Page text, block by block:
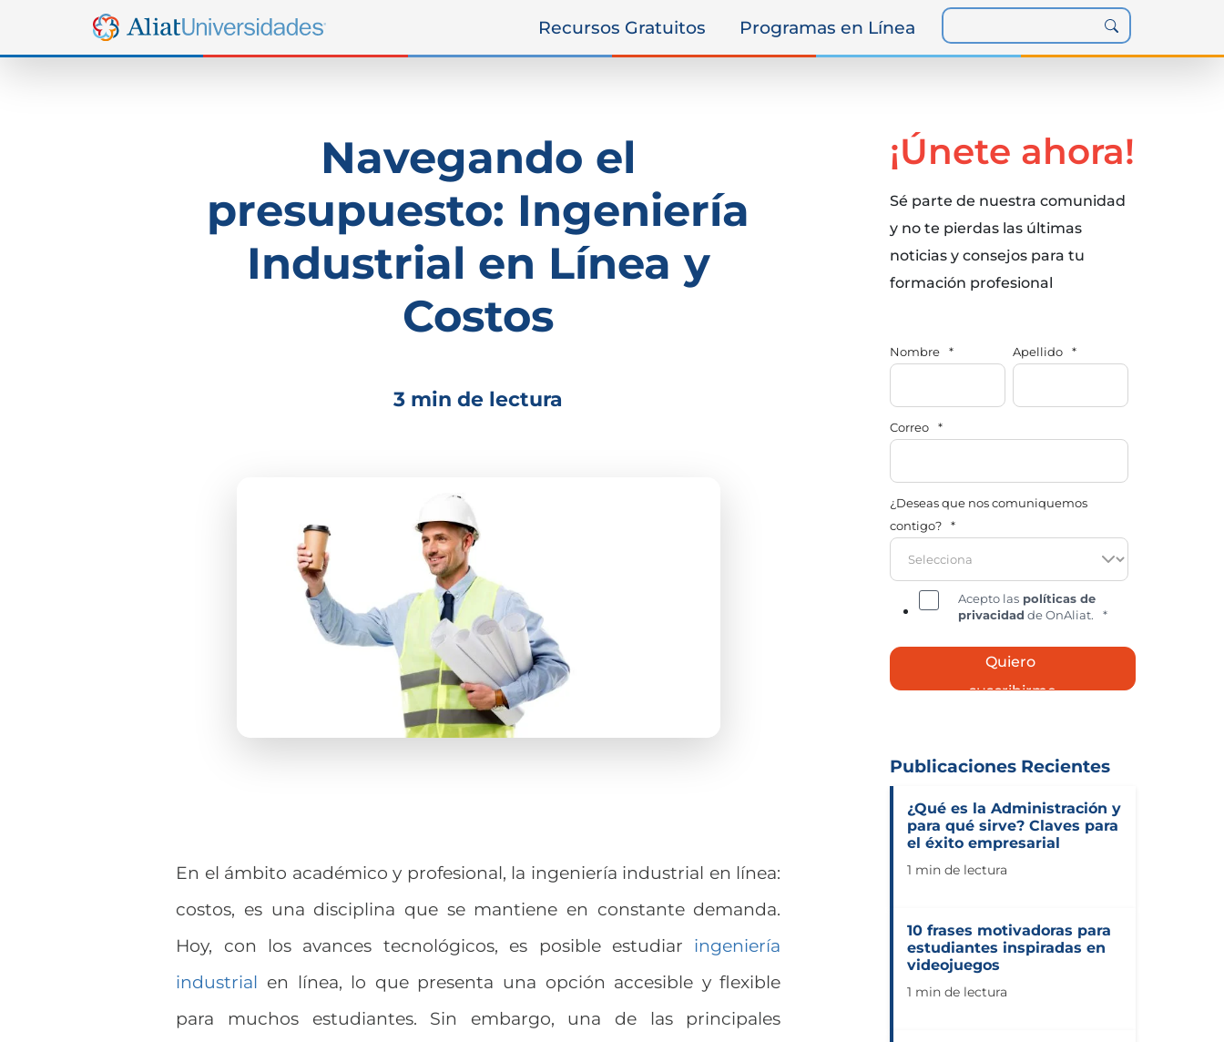
Recursos Gratuitos Programas en Línea
Navegando el
presupuesto: Ingeniería
Industrial en Línea y
Costos
3 min de lectura
En el ámbito académico y profesional, la ingeniería industrial en línea:
costos, es una disciplina que se mantiene en constante demanda.
Hoy, con los avances tecnológicos, es posible estudiar ingeniería
industrial en línea, lo que presenta una opción accesible y flexible
para muchos estudiantes. Sin embargo, una de las principales
¡Únete ahora!
Sé parte de nuestra comunidad
y no te pierdas las últimas
noticias y consejos para tu
formación profesional
Nombre * Apellido *
Correo *
¿Deseas que nos comuniquemos
contigo?
*
Acepto las políticas de
privacidad de OnAliat. *
Publicaciones Recientes
¿Qué es la Administración y
para qué sirve? Claves para
el éxito empresarial
1 min de lectura
10 frases motivadoras para
estudiantes inspiradas en
videojuegos
1 min de lectura